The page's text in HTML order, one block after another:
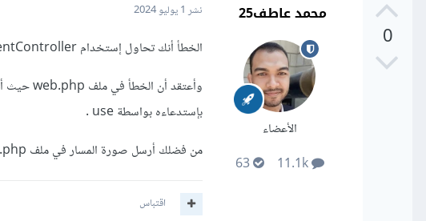
0
محمد عاطف25
الأعضاء
11.1k
63
نشر 1 يوليو 2024
الخطأ أنك تحاول إستخدام StudentController وهو غير موجود .
بإستدعاءه بواسطة use .
من فضلك أرسل صورة المسار في ملف web.php وأيضا صورة صفحة الخطأ كاملة لنري أين المشكلة تحديدا .
اقتباس